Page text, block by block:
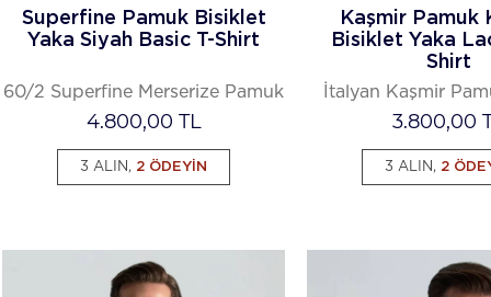
Superfine Pamuk Bisiklet
Yaka Siyah Basic T-Shirt
60/2 Superfine Merserize Pamuk
4.800,00 TL
3 ALIN, 2 ÖDEYİN
Kaşmir Pamuk
Bisiklet Yaka
Shirt
İtalyan Kaşmir
3.800,00
3 ALIN, 2